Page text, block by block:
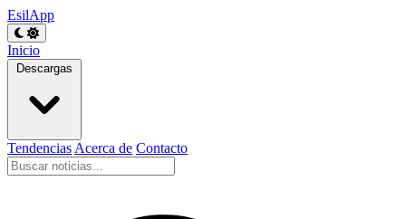
EsilApp
Inicio
Descargas
Tendencias Acerca de Contacto